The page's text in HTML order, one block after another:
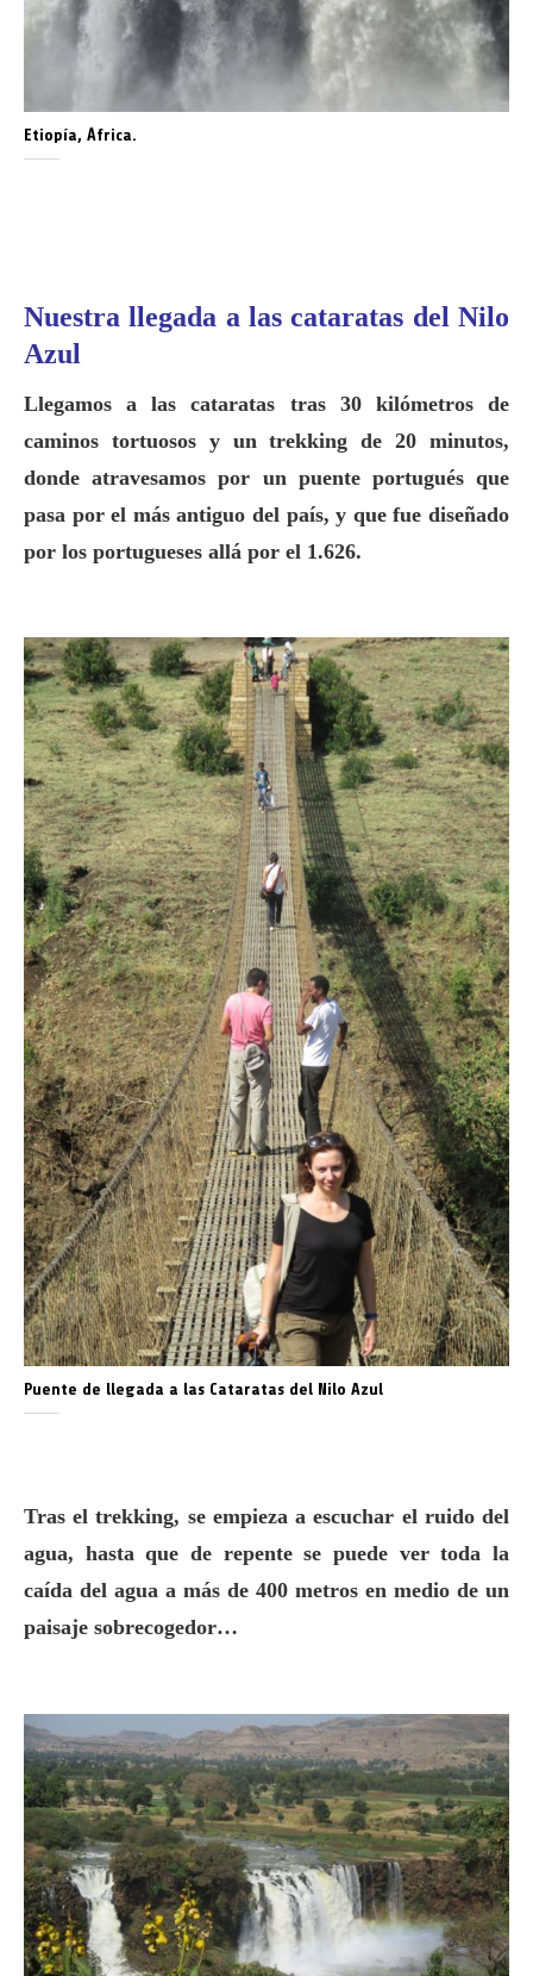
Etiopía, África.
Nuestra llegada a las cataratas del Nilo
Azul
Llegamos a las cataratas tras 30 kilómetros de
caminos tortuosos y un trekking de 20 minutos,
donde atravesamos por un puente portugués que
pasa por el más antiguo del país, y que fue diseñado
por los portugueses allá por el 1.626.
Puente de llegada a las Cataratas del Nilo Azul
Tras el trekking, se empieza a escuchar el ruido del
agua, hasta que de repente se puede ver toda la
caída del agua a más de 400 metros en medio de un
paisaje sobrecogedor…